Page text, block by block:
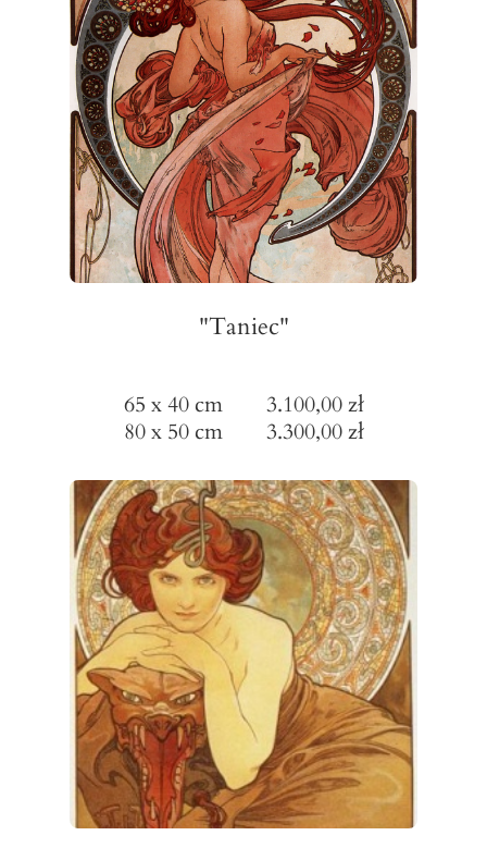
65 x 40 cm 3.100,00 zł
80 x 50 cm 3.300,00 zł
"Taniec"